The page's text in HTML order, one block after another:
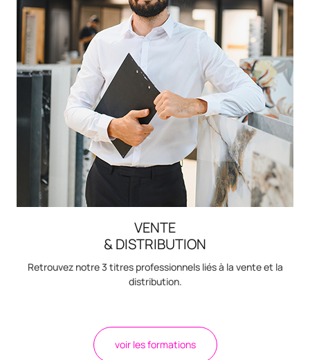
VENTE
& DISTRIBUTION
Retrouvez notre 3 titres professionnels liés à la vente et la
distribution.
voir les formations